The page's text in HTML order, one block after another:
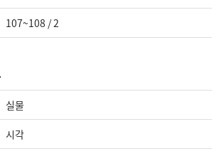
107~108 / 2
실물
시각